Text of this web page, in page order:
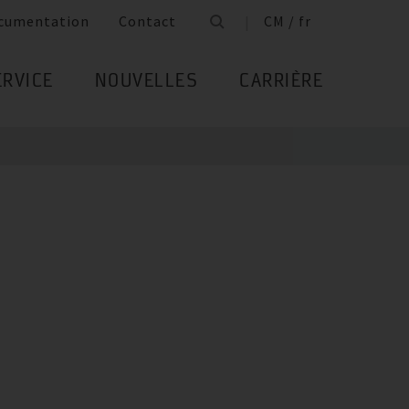
Contact CM / fr
NOUVELLES CARRIÈRE